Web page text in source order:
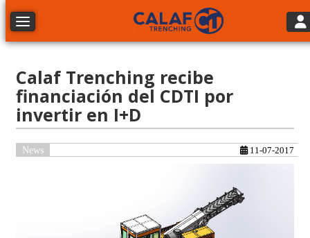
Toggle navigation
Calaf Trenching recibe
financiación del CDTI por
invertir en I+D
News 11-07-2017